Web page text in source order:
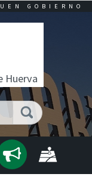
GOBIERNO
Huerva